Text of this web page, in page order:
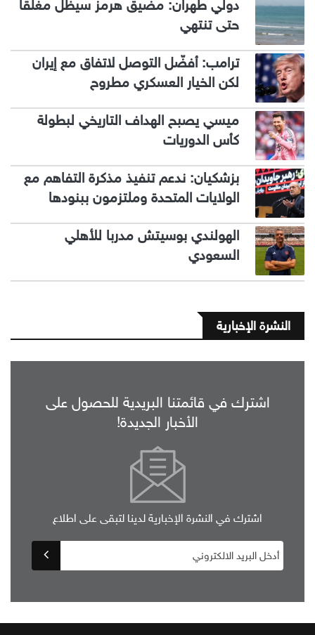
دولي طهران: مضيق هرمز سيظل مغلقا
حتى تنتهي
ترامب: أفضّل التوصل لاتفاق مع إيران
لكن الخيار العسكري مطروح
ميسي يصبح الهداف التاريخي لبطولة
كأس الدوريات
بزشكيان: ندعم تنفيذ مذكرة التفاهم مع
الولايات المتحدة وملتزمون ببنودها
الهولندي بوسيتش مدربا للأهلي
السعودي
النشرة الإخبارية
اشترك في قائمتنا البريدية للحصول على
الأخبار الجديدة!
اشترك في النشرة الإخبارية لدينا لتبقى على اطلاع